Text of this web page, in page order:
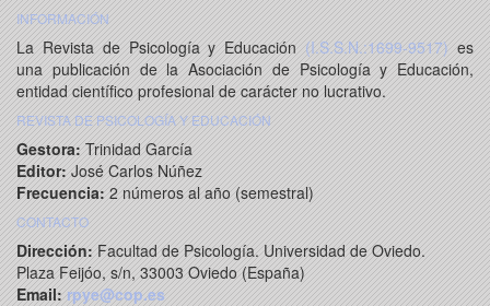
INFORMACIÓN
La Revista de Psicología y Educación(I.S.S.N.:1699-9517)es
una publicación de la Asociación de Psicología y Educación,
entidad científico profesional de carácter no lucrativo.
REVISTA DE PSICOLOGÍA Y EDUCACIÓN
Gestora:Trinidad García
Editor:José Carlos Núñez
Frecuencia:2 números al año (semestral)
CONTACTO
Dirección:Facultad de Psicología. Universidad de Oviedo.
Plaza Feijóo, s/n, 33003 Oviedo (España)
Email:rpye@cop.es